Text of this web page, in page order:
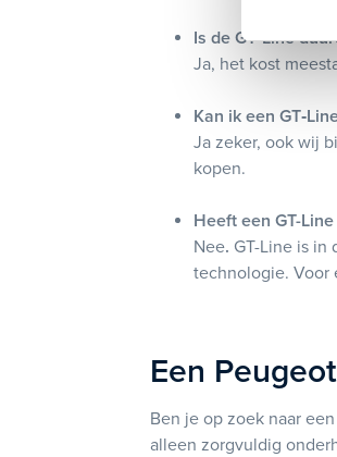
Is de GT‑Line
Ja, het kost
Kan ik een
Ja zeker, ook wij
kopen.
Heeft een GT-
Nee. GT-Line is
technologie. Voor
Een
Ben je op zoek naar
alleen zorgvuldig